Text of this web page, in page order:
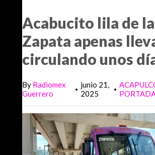
Acabucito lila de
Zapata apenas
circulando unos
By Radiomex
Guerrero
• junio 21,
2025
•